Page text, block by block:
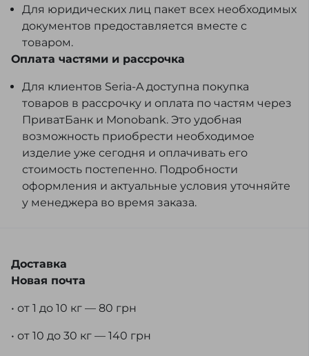
Для юридических лиц пакет всех необходимых
документов предоставляется вместе с
товаром.
Оплата частями и рассрочка
Для клиентов Seria-A доступна покупка
товаров в рассрочку и оплата по частям через
ПриватБанк и Monobank. Это удобная
возможность приобрести необходимое
изделие уже сегодня и оплачивать его
стоимость постепенно. Подробности
оформления и актуальные условия уточняйте
у менеджера во время заказа.
Доставка
Новая почта
• от 1 до 10 кг — 80 грн
• от 10 до 30 кг — 140 грн